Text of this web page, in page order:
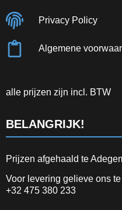
Privacy Policy
Algemene
alle prijzen zijn incl. BTW
BELANGRIJK!
Prijzen afgehaald te
Voor levering gelieve ons
+32 475 380 233